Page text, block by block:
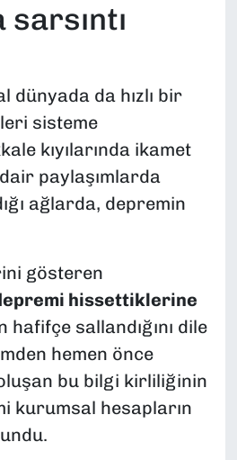
dünyada da hızlı bir
sisteme
kıyılarında ikamet
paylaşımlarda
ağlarda, depremin
gösteren
hissettiklerine
sallandığını dile
hemen önce
bu bilgi kirliliğinin
kurumsal hesapların